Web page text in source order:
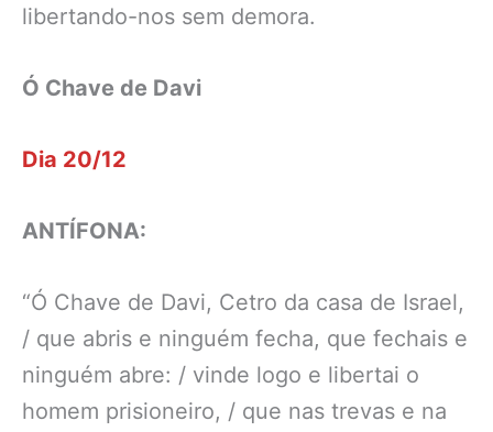
libertando-nos sem demora.
Ó Chave de Davi
Dia 20/12
ANTÍFONA:
“Ó Chave de Davi, Cetro da casa de Israel,
/ que abris e ninguém fecha, que fechais e
ninguém abre: / vinde logo e libertai o
homem prisioneiro, / que nas trevas e na